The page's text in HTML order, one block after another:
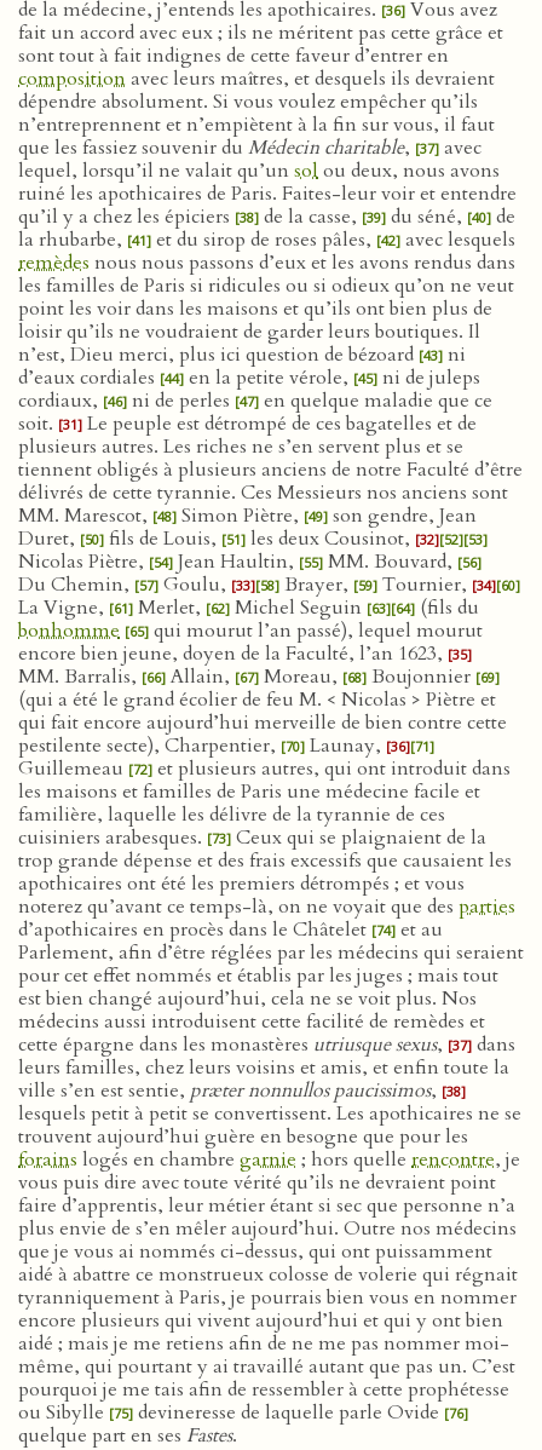
de la médecine, j’entends les apothicaires. [36] Vous avez
fait un accord avec eux ; ils ne méritent pas cette grâce et
sont tout à fait indignes de cette faveur d’entrer en
compositionavec leurs maîtres, et desquels ils devraient
dépendre absolument. Si vous voulez empêcher qu’ils
n’entreprennent et n’empiètent à la fin sur vous, il faut
que les fassiez souvenir du Médecin charitable, [37] avec
lequel, lorsqu’il ne valait qu’un solou deux, nous avons
ruiné les apothicaires de Paris. Faites-leur voir et entendre
qu’il y a chez les épiciers [38] de la casse, [39] du séné, [40] de
la rhubarbe, [41] et du sirop de roses pâles, [42] avec lesquels
remèdes nous nous passons d’eux et les avons rendus dans
les familles de Paris si ridicules ou si odieux qu’on ne veut
point les voir dans les maisons et qu’ils ont bien plus de
loisir qu’ils ne voudraient de garder leurs boutiques. Il
n’est, Dieu merci, plus ici question de bézoard [43] ni
d’eaux cordiales [44] en la petite vérole, [45] ni de juleps
cordiaux, [46] ni de perles [47] en quelque maladie que ce
soit. [31] Le peuple est détrompé de ces bagatelles et de
plusieurs autres. Les riches ne s’en servent plus et se
tiennent obligés à plusieurs anciens de notre Faculté d’être
délivrés de cette tyrannie. Ces Messieurs nos anciens sont
MM. Marescot, [48] Simon Piètre, [49] son gendre, Jean
Duret, [50] fils de Louis, [51] les deux Cousinot, [32][52][53]
Nicolas Piètre, [54] Jean Haultin, [55] MM. Bouvard, [56]
Du Chemin, [57] Goulu, [33][58] Brayer, [59] Tournier, [34][60]
La Vigne, [61] Merlet, [62] Michel Seguin [63][64] (fils du
bonhomme [65] qui mourut l’an passé), lequel mourut
encore bien jeune, doyen de la Faculté, l’an 1623, [35]
MM. Barralis, [66] Allain, [67] Moreau, [68] Boujonnier [69]
(qui a été le grand écolier de feu M. < Nicolas > Piètre et
qui fait encore aujourd’hui merveille de bien contre cette
pestilente secte), Charpentier, [70] Launay, [36][71]
Guillemeau [72] et plusieurs autres, qui ont introduit dans
les maisons et familles de Paris une médecine facile et
familière, laquelle les délivre de la tyrannie de ces
cuisiniers arabesques. [73] Ceux qui se plaignaient de la
trop grande dépense et des frais excessifs que causaient les
apothicaires ont été les premiers détrompés ; et vous
noterez qu’avant ce temps-là, on ne voyait que des parties
d’apothicaires en procès dans le Châtelet [74] et au
Parlement, afin d’être réglées par les médecins qui seraient
pour cet effet nommés et établis par les juges ; mais tout
est bien changé aujourd’hui, cela ne se voit plus. Nos
médecins aussi introduisent cette facilité de remèdes et
cette épargne dans les monastères utriusque sexus, [37] dans
leurs familles, chez leurs voisins et amis, et enfin toute la
ville s’en est sentie, præter nonnullos paucissimos, [38]
lesquels petit à petit se convertissent. Les apothicaires ne se
trouvent aujourd’hui guère en besogne que pour les
forains logés en chambre garnie ; hors quelle rencontre, je
vous puis dire avec toute vérité qu’ils ne devraient point
faire d’apprentis, leur métier étant si sec que personne n’a
plus envie de s’en mêler aujourd’hui. Outre nos médecins
que je vous ai nommés ci-dessus, qui ont puissamment
aidé à abattre ce monstrueux colosse de volerie qui régnait
tyranniquement à Paris, je pourrais bien vous en nommer
encore plusieurs qui vivent aujourd’hui et qui y ont bien
aidé ; mais je me retiens afin de ne me pas nommer moi-
même, qui pourtant y ai travaillé autant que pas un. C’est
pourquoi je me tais afin de ressembler à cette prophétesse
ou Sibylle [75] devineresse de laquelle parle Ovide [76]
quelque part en ses Fastes.